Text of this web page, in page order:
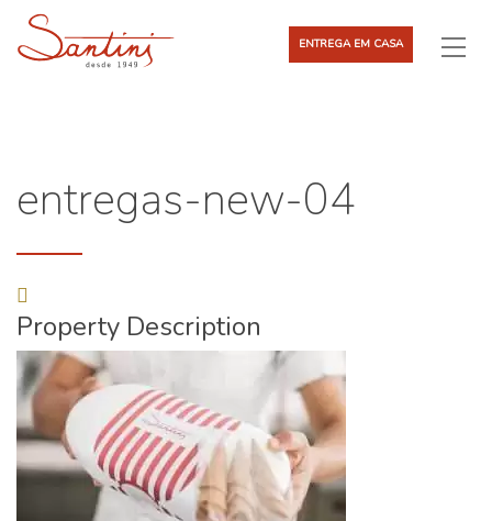
ENTREGA EM CASA
entregas-new-04
Property Description